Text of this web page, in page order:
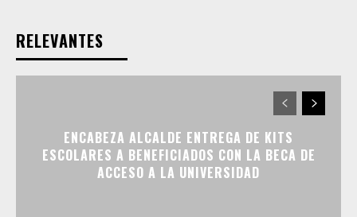
RELEVANTES
ENCABEZA ALCALDE ENTREGA DE KITS
ESCOLARES A BENEFICIADOS CON LA BECA DE
ACCESO A LA UNIVERSIDAD